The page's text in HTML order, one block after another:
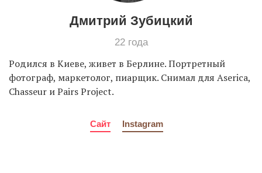
Дмитрий Зубицкий
22 года
Родился в Киеве, живет в Берлине. Портретный
фотограф, маркетолог, пиарщик. Снимал для Aserica,
Chasseur и Pairs Project.
Сайт Instagram